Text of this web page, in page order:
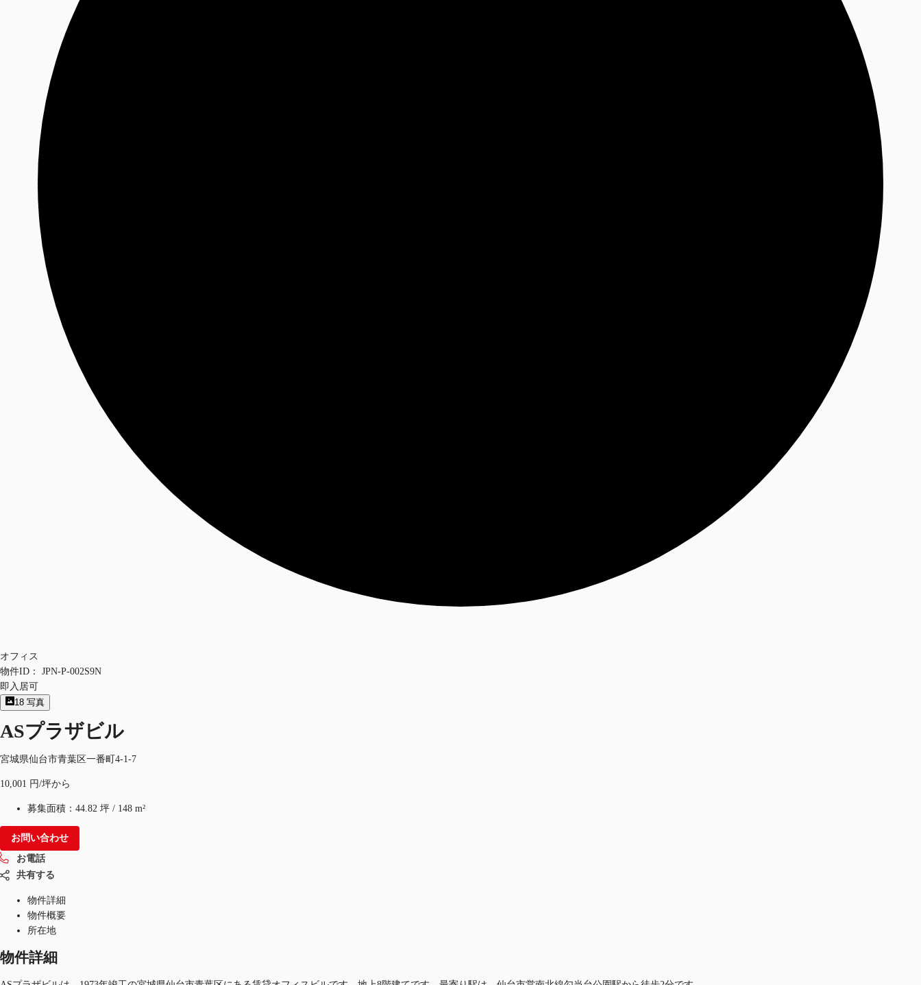
オフィス
物件ID：
JPN-P-002S9N
即入居可
18 写真
ASプラザビル
宮城県仙台市青葉区一番町4-1-7
10,001 円/坪から
募集面積： 44.82 坪 / 148 m²
お問い合わせ
お電話
共有する
物件詳細
物件概要
所在地
物件詳細